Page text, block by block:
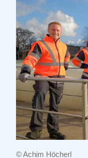
© Achim Höcherl